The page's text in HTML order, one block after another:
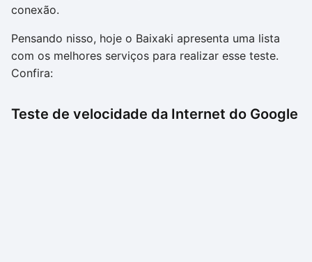
conexão.
Pensando nisso, hoje o Baixaki apresenta uma lista
com os melhores serviços para realizar esse teste.
Confira:
Teste de velocidade da Internet do Google